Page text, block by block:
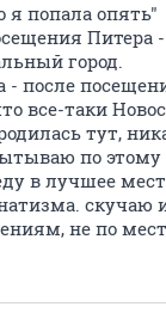
я попала опять"
Питера -
город.
- после
все-таки
тут,
по этому
в лучшее
скучаю
не по